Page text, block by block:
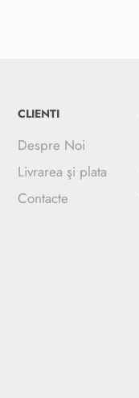
CLIENTI
Despre Noi
Livrarea şi plata
Contacte